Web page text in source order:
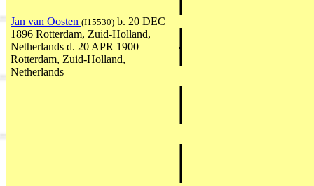
Jan van Oosten (I15530) b. 20 DEC
1896 Rotterdam, Zuid-Holland,
Netherlands d. 20 APR 1900
Rotterdam, Zuid-Holland,
Netherlands